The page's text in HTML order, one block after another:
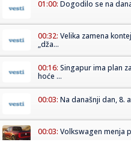
01:00: Dogodilo se na
00:32: Velika zamena
„dža...
00:16: Singapur ima plan
hoće ...
00:03: Na današnji dan, 8.
00:03: Volkswagen menja